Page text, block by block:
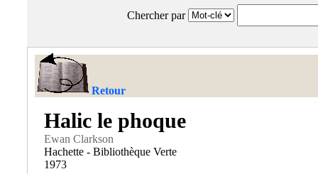
Chercher par
Retour
Halic le phoque
Ewan Clarkson
Hachette - Bibliothèque Verte
1973